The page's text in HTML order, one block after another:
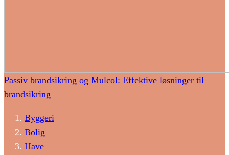
Passiv brandsikring og Mulcol: Effektive løsninger til
brandsikring
Byggeri
Bolig
Have